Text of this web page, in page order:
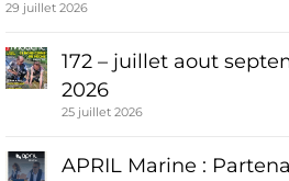
29 juillet 2026
172 – juillet aout
2026
25 juillet 2026
APRIL Marine :